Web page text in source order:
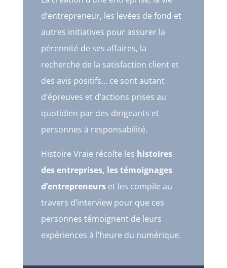
d’entrepreneur, les levées de fond et
autres initiatives pour assurer la
pérennité de ses affaires, la
recherche de la satisfaction client et
des avis positifs… ce sont autant
d’épreuves et d’actions prises au
quotidien par des dirigeants et
personnes à responsabilité.
Histoire Vraie récolte les histoires
des entreprises, les témoignages
d’entrepreneurset les compile au
travers d’interview pour que ces
personnes témoignent de leurs
expériences à l’heure du numérique.